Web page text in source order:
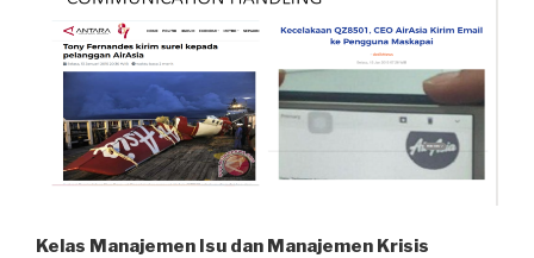
Kelas Manajemen Isu dan Manajemen Krisis